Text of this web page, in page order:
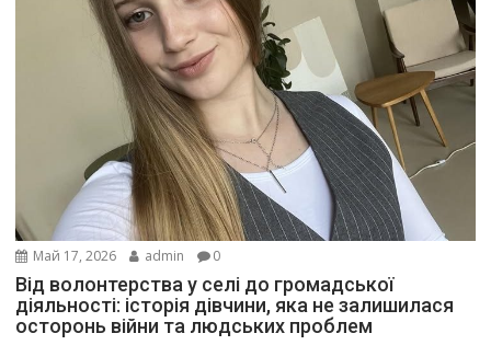
Май 17, 2026 admin 0
Від волонтерства у селі до громадської
діяльності: історія дівчини, яка не залишилася
осторонь війни та людських проблем